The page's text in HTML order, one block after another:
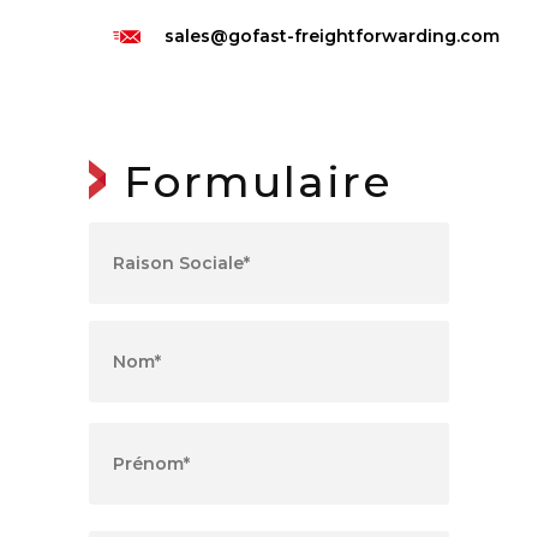
sales@gofast-freightforwarding.com
Formulaire